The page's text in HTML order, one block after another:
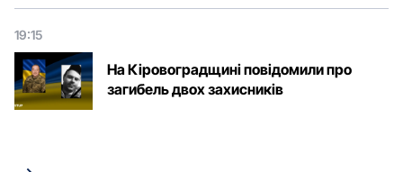
19:15
На Кіровоградщині повідомили про
загибель двох захисників